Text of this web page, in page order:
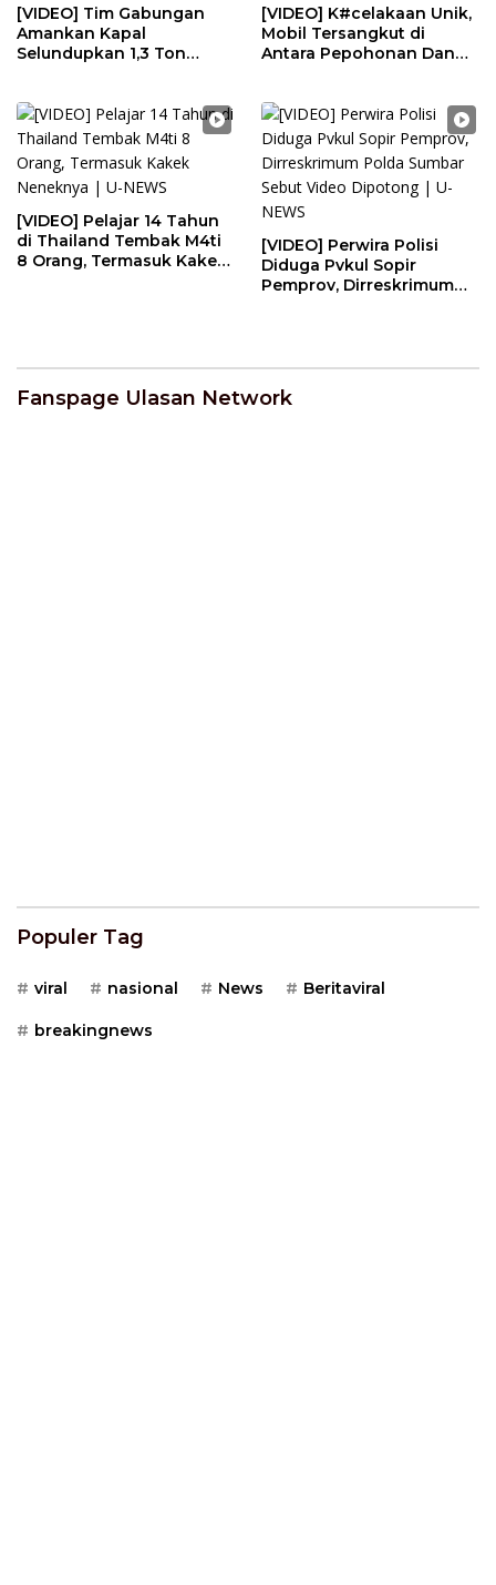
[VIDEO] Tim Gabungan
Amankan Kapal
Selundupkan 1,3 Ton
[VIDEO] K#celakaan Unik,
Mobil Tersangkut di
Antara Pepohonan Dan
[VIDEO] Pelajar 14 Tahun
di Thailand Tembak M4ti
8 Orang, Termasuk Kakek
[VIDEO] Perwira Polisi
Diduga Pvkul Sopir
Pemprov, Dirreskrimum
Fanspage Ulasan Network
Populer Tag
viral nasional News Beritaviral
breakingnews